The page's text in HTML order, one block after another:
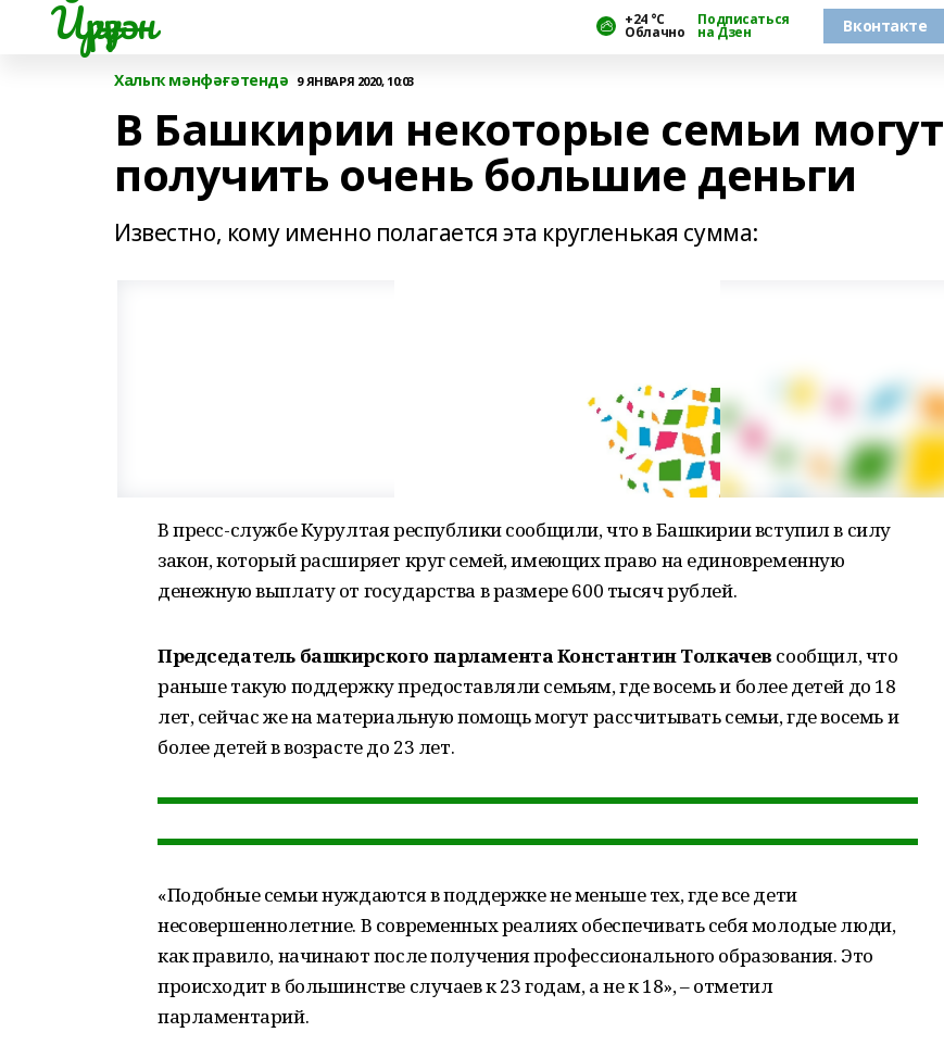
Йүрүҙән +24 °С
Облачно
Подписаться
на Дзен Вконтакте
Халыҡ мәнфәғәтендә 9 ЯНВАРЯ 2020, 10:03
В Башкирии некоторые семьи могут
получить очень большие деньги
Известно, кому именно полагается эта кругленькая сумма:
В пресс-службе Курултая республики сообщили, что в Башкирии вступил в силу
закон, который расширяет круг семей, имеющих право на единовременную
денежную выплату от государства в размере 600 тысяч рублей.
Председатель башкирского парламента Константин Толкачев сообщил, что
раньше такую поддержку предоставляли семьям, где восемь и более детей до 18
лет, сейчас же на материальную помощь могут рассчитывать семьи, где восемь и
более детей в возрасте до 23 лет.
«Подобные семьи нуждаются в поддержке не меньше тех, где все дети
несовершеннолетние. В современных реалиях обеспечивать себя молодые люди,
как правило, начинают после получения профессионального образования. Это
происходит в большинстве случаев к 23 годам, а не к 18», – отметил
парламентарий.